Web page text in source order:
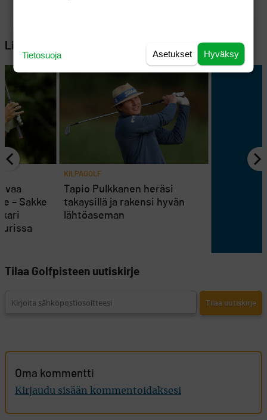
Lisää aiheesta
KILPAGOLF
Tapio Pulkkanen heräsi
takaysillä ja rakensi hyvän
lähtöaseman
– Sakke
Tilaa Golfpisteen uutiskirje
Oma kommentti
Kirjaudu sisään kommentoidaksesi
Hyväksy
Asetukset
Tietosuoja